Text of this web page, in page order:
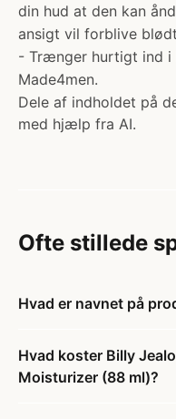
din hud at den kan
ansigt vil forblive
- Trænger hurtigt ind i
Made4men.
Dele af indholdet på
med hjælp fra AI.
Ofte stillede
Hvad er navnet på
Hvad koster Billy
Moisturizer (88 ml)?